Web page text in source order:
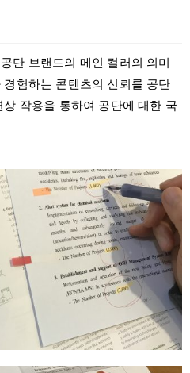
단 브랜드의 메인 컬러의 의미
험하는 콘텐츠의 신뢰를 공단
작용을 통하여 공단에 대한 국